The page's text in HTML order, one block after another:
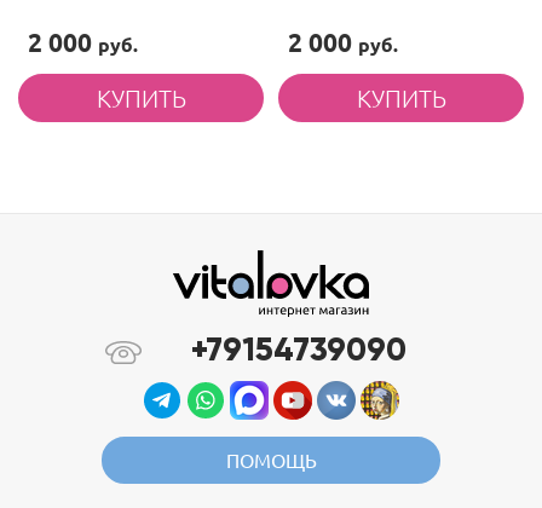
2 000 руб. 2 000 руб.
+79154739090
ПОМОЩЬ